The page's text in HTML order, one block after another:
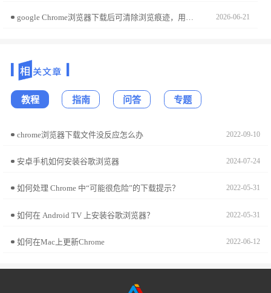
google Chrome浏览器下载后可清除浏览痕迹，用户可保护上网隐私，实现信息安全和浏览清洁。 2026-06-21
教程 指南 问答 专题
chrome浏览器下载文件没反应怎么办 2022-09-10
安卓手机如何安装谷歌浏览器 2024-07-24
如何处理 Chrome 中“可能很危险”的下载提示？ 2022-05-31
如何在 Android TV 上安装谷歌浏览器？ 2022-05-31
如何在Mac上更新Chrome 2022-06-12